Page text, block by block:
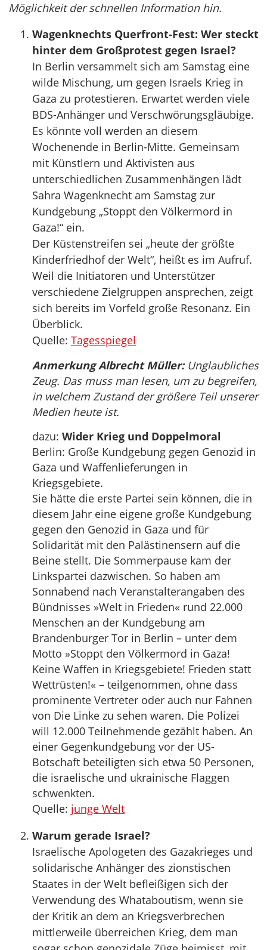
Möglichkeit der schnellen Information hin.
Wagenknechts Querfront-Fest: Wer steckt
hinter dem Großprotest gegen Israel?
In Berlin versammelt sich am Samstag eine
wilde Mischung, um gegen Israels Krieg in
Gaza zu protestieren. Erwartet werden viele
BDS-Anhänger und Verschwörungsgläubige.
Es könnte voll werden an diesem
Wochenende in Berlin-Mitte. Gemeinsam
mit Künstlern und Aktivisten aus
unterschiedlichen Zusammenhängen lädt
Sahra Wagenknecht am Samstag zur
Kundgebung „Stoppt den Völkermord in
Gaza!“ ein.
Der Küstenstreifen sei „heute der größte
Kinderfriedhof der Welt“, heißt es im Aufruf.
Weil die Initiatoren und Unterstützer
verschiedene Zielgruppen ansprechen, zeigt
sich bereits im Vorfeld große Resonanz. Ein
Überblick.
Quelle: Tagesspiegel
Anmerkung Albrecht Müller:Unglaubliches
Zeug. Das muss man lesen, um zu begreifen,
in welchem Zustand der größere Teil unserer
Medien heute ist.
dazu: Wider Krieg und Doppelmoral
Berlin: Große Kundgebung gegen Genozid in
Gaza und Waffenlieferungen in
Kriegsgebiete.
Sie hätte die erste Partei sein können, die in
diesem Jahr eine eigene große Kundgebung
gegen den Genozid in Gaza und für
Solidarität mit den Palästinensern auf die
Beine stellt. Die Sommerpause kam der
Linkspartei dazwischen. So haben am
Sonnabend nach Veranstalterangaben des
Bündnisses »Welt in Frieden« rund 22.000
Menschen an der Kundgebung am
Brandenburger Tor in Berlin – unter dem
Motto »Stoppt den Völkermord in Gaza!
Keine Waffen in Kriegsgebiete! Frieden statt
Wettrüsten!« – teilgenommen, ohne dass
prominente Vertreter oder auch nur Fahnen
von Die Linke zu sehen waren. Die Polizei
will 12.000 Teilnehmende gezählt haben. An
einer Gegenkundgebung vor der US-
Botschaft beteiligten sich etwa 50 Personen,
die israelische und ukrainische Flaggen
schwenkten.
Quelle: junge Welt
Warum gerade Israel?
Israelische Apologeten des Gazakrieges und
solidarische Anhänger des zionstischen
Staates in der Welt befleißigen sich der
Verwendung des Whataboutism, wenn sie
der Kritik an dem an Kriegsverbrechen
mittlerweile überreichen Krieg, dem man